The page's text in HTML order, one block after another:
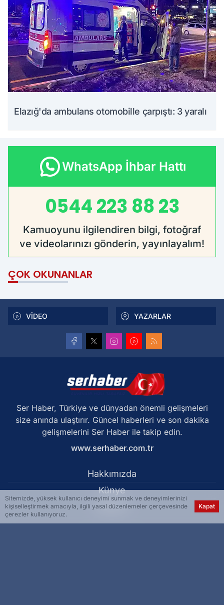
Elazığ'da ambulans otomobille çarpıştı: 3 yaralı
WhatsApp İhbar Hattı
0544 223 88 23
Kamuoyunu ilgilendiren bilgi, fotoğraf
ve videolarınızı gönderin, yayınlayalım!
ÇOK OKUNANLAR
VİDEO YAZARLAR
Ser Haber, Türkiye ve dünyadan önemli gelişmeleri
size anında ulaştırır. Güncel haberleri ve son dakika
gelişmelerini Ser Haber ile takip edin.
www.serhaber.com.tr
Hakkımızda
Künye
Reklam
Sitemizde, yüksek kullanıcı deneyimi sunmak ve deneyimlerinizi
kişiselleştirmek amacıyla, ilgili yasal düzenlemeler çerçevesinde
çerezler kullanıyoruz.
Kapat